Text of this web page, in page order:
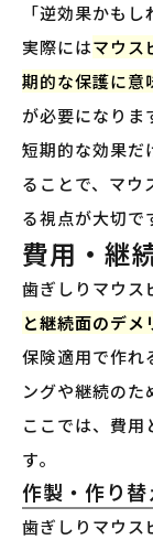
「逆効果かも
実際にはマウス
期的な保護に意
が必要になりま
短期的な効果だ
ることで、マウ
る視点が大切で
費用・継
歯ぎしりマウス
と継続面のデメ
保険適用で作れ
ングや継続のた
ここでは、費用
す。
作製・作り
歯ぎしりマウス